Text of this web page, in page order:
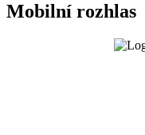
Mobilní rozhlas